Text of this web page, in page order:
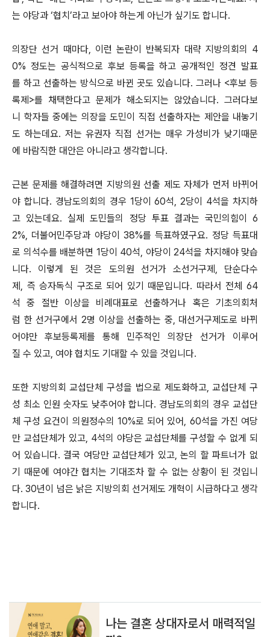
는 야당과 ‘협치’라고 보아야 하는게 아닌가 싶기도 합니다.
의장단 선거 때마다, 이런 논란이 반복되자 대략 지방의회의 4
0% 정도는 공식적으로 후보 등록을 하고 공개적인 정견 발표
를 하고 선출하는 방식으로 바뀐 곳도 있습니다. 그러나 <후보 등
록제>를 채택한다고 문제가 해소되지는 않았습니다. 그러다보
니 학자들 중에는 의장을 도민이 직접 선출하자는 제안을 내놓기
도 하는데요. 저는 유권자 직접 선거는 매우 가성비가 낮기때문
에 바람직한 대안은 아니라고 생각합니다.
근본 문제를 해결하려면 지방의원 선출 제도 자체가 먼저 바뀌어
야 합니다. 경남도의회의 경우 1당이 60석, 2당이 4석을 차지하
고 있는데요. 실제 도민들의 정당 투표 결과는 국민의힘이 6
2%, 더불어민주당과 야당이 38%를 득표하였구요. 정당 득표대
로 의석수를 배분하면 1당이 40석, 야당이 24석을 차지해야 맞습
니다. 이렇게 된 것은 도의원 선거가 소선거구제, 단순다수
제, 즉 승자독식 구조로 되어 있기 때문입니다. 따라서 전체 64
석 중 절반 이상을 비례대표로 선출하거나 혹은 기초의회처
럼 한 선거구에서 2명 이상을 선출하는 중, 대선거구제도로 바뀌
어야만 후보등록제를 통해 민주적인 의장단 선거가 이루어
질 수 있고, 여야 협치도 기대할 수 있을 것입니다.
또한 지방의회 교섭단체 구성을 법으로 제도화하고, 교섭단체 구
성 최소 인원 숫자도 낮추어야 합니다. 경남도의회의 경우 교섭단
체 구성 요건이 의원정수의 10%로 되어 있어, 60석을 가진 여당
만 교섭단체가 있고, 4석의 야당은 교섭단체를 구성할 수 없게 되
어 있습니다. 결국 여당만 교섭단체가 있고, 논의 할 파트너가 없
기 때문에 여야간 협치는 기대조차 할 수 없는 상황이 된 것입니
다. 30년이 넘은 낡은 지방의회 선거제도 개혁이 시급하다고 생각
합니다.